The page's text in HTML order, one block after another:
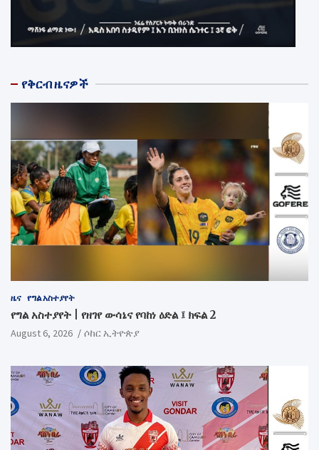
የቅርብ ዜናዎች
ዜና የግል አስተያየት
የግል አስተያየት | የዘገየ ውሳኔና የባከነ ዕድል ፤ ክፍል 2
August 6, 2026 ሶከር ኢትዮጵያ